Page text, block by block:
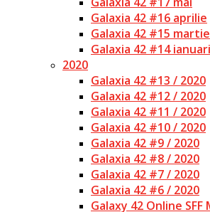
Galaxia 42 #16 aprilie
Galaxia 42 #15 martie
Galaxia 42 #14
2020
Galaxia 42 #13 / 2020
Galaxia 42 #12 / 2020
Galaxia 42 #11 / 2020
Galaxia 42 #10 / 2020
Galaxia 42 #9 / 2020
Galaxia 42 #8 / 2020
Galaxia 42 #7 / 2020
Galaxia 42 #6 / 2020
Galaxy 42 Online SFF